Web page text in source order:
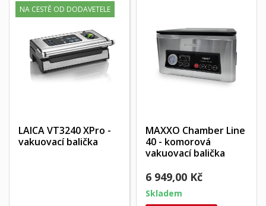
NA CESTĚ OD DODAVETELE
LAICA VT3240 XPro -
vakuovací balička
MAXXO Chamber Line
40 - komorová
vakuovací balička
6 949,00 Kč
Skladem